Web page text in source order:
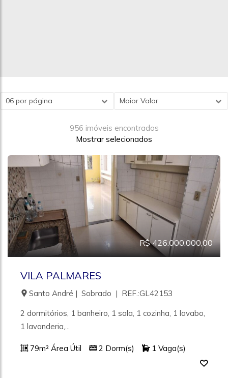
Maior Valor
06 por página
956 imóveis encontrados
Mostrar selecionados
R$ 426.000.000,00
VILA PALMARES
Santo André | Sobrado | REF.:GL42153
2 dormitórios, 1 banheiro, 1 sala, 1 cozinha, 1 lavabo,
1 lavanderia,...
79m² Área Útil 2 Dorm(s) 1 Vaga(s)